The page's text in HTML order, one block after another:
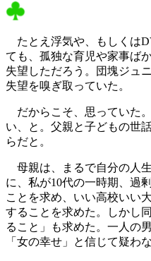
たとえ浮気や、もしくは
ても、孤独な育児や家事ば
失望しただろう。団塊ジュ
失望を嗅ぎ取っていた。
だからこそ、思っていた
い、と。父親と子どもの世
らだと。
母親は、まるで自分の人
に、私が10代の一時期、過
ことを求め、いい高校いい
することを求めた。しかし
ること」も求めた。一人の
「女の幸せ」と信じて疑わ